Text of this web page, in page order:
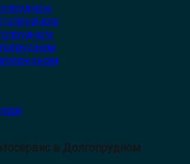
в Долгопрудном